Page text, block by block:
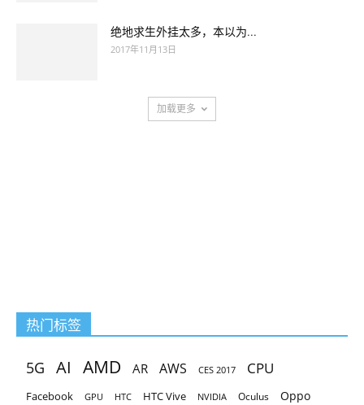
绝地求生外挂太多，本以为...
2017年11月13日
加载更多
热门标签
5G AI AMD AR AWS CES 2017 CPU
Facebook GPU HTC HTC Vive NVIDIA Oculus Oppo